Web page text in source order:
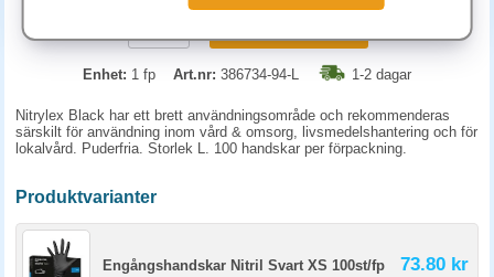
Enhet: 1 fp Art.nr: 386734-94-L 1-2 dagar
Nitrylex Black har ett brett användningsområde och rekommenderas
särskilt för användning inom vård & omsorg, livsmedelshantering och för
lokalvård. Puderfria. Storlek L. 100 handskar per förpackning.
Produktvarianter
Engångshandskar Nitril Svart XS 100st/fp 73.80 kr